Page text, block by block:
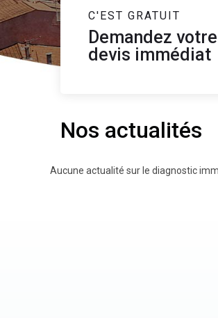
C'EST GRATUIT
Demandez votre
devis immédiat
Nos actualités
Aucune actualité sur le diagnostic